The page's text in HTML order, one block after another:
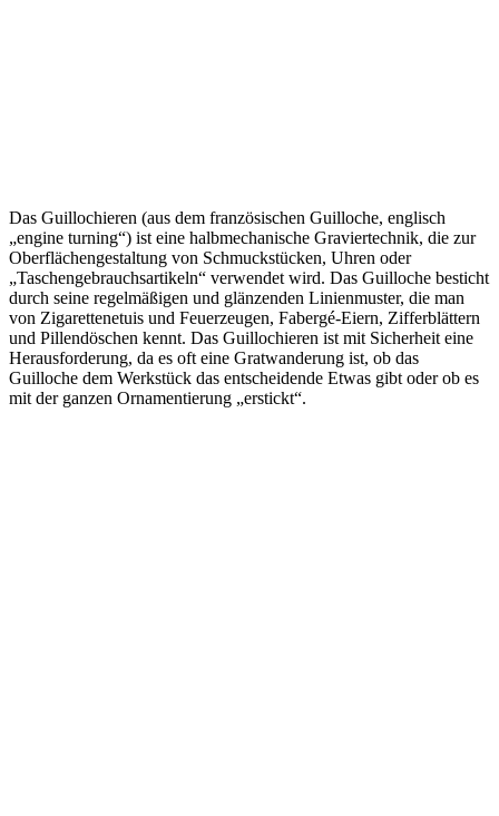
Das Guillochieren (aus dem französischen Guilloche, englisch
„engine turning“) ist eine halbmechanische Graviertechnik, die zur
Oberflächengestaltung von Schmuckstücken, Uhren oder
„Taschengebrauchsartikeln“ verwendet wird. Das Guilloche besticht
durch seine regelmäßigen und glänzenden Linienmuster, die man
von Zigarettenetuis und Feuerzeugen, Fabergé-Eiern, Zifferblättern
und Pillendöschen kennt. Das Guillochieren ist mit Sicherheit eine
Herausforderung, da es oft eine Gratwanderung ist, ob das
Guilloche dem Werkstück das entscheidende Etwas gibt oder ob es
mit der ganzen Ornamentierung „erstickt“.